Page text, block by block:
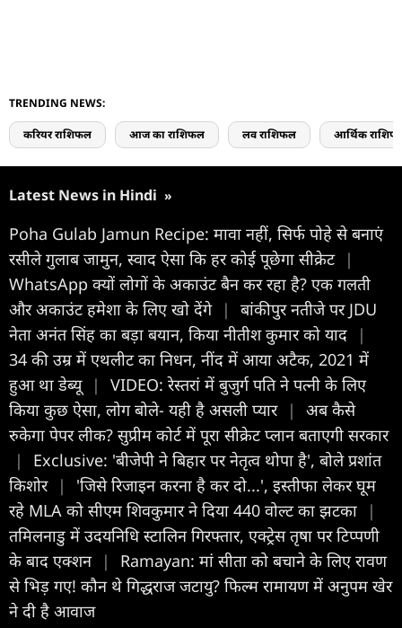
TRENDING NEWS:
करियर राशिफल आज का राशिफल लव राशिफल आर्थिक
Latest News in Hindi »
Poha Gulab Jamun Recipe: मावा नहीं, सिर्फ पोहे से बनाएं
रसीले गुलाब जामुन, स्वाद ऐसा कि हर कोई पूछेगा सीक्रेट |
WhatsApp क्यों लोगों के अकाउंट बैन कर रहा है? एक गलती
और अकाउंट हमेशा के लिए खो देंगे |
बांकीपुर नतीजे पर JDU
नेता अनंत सिंह का बड़ा बयान, किया नीतीश कुमार को याद
|
34 की उम्र में एथलीट का निधन, नींद में आया अटैक, 2021 में
हुआ था डेब्यू |
VIDEO: रेस्तरां में बुजुर्ग पति ने पत्नी के लिए
किया कुछ ऐसा, लोग बोले- यही है असली प्यार |
अब कैसे
रुकेगा पेपर लीक? सुप्रीम कोर्ट में पूरा सीक्रेट प्लान बताएगी सरकार
|
Exclusive: 'बीजेपी ने बिहार पर नेतृत्व थोपा है', बोले प्रशांत
किशोर |
'जिसे रिजाइन करना है कर दो...', इस्तीफा लेकर घूम
रहे MLA को सीएम शिवकुमार ने दिया 440 वोल्ट का झटका
|
तमिलनाडु में उदयनिधि स्टालिन गिरफ्तार, एक्ट्रेस तृषा पर टिप्पणी
के बाद एक्शन |
Ramayan: मां सीता को बचाने के लिए रावण
से भिड़ गए! कौन थे गिद्धराज जटायु? फिल्म रामायण में अनुपम खेर
ने दी है आवाज